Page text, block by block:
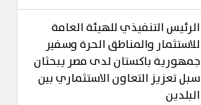
الرئيس التنفيذي للهيئة العامة
للاستثمار والمناطق الحرة وسفير
جمهورية باكستان لدى مصر يبحثان
سبل تعزيز التعاون الاستثماري بين
البلدين